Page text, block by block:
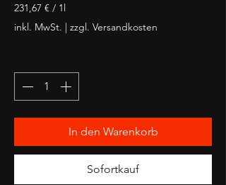
231,67 € / 1l
231,67 €
pro
inkl. MwSt. | zzgl. Versandkosten
In den Warenkorb
Sofortkauf